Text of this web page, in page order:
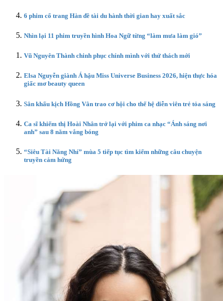
6 phim cổ trang Hàn đề tài du hành thời gian hay xuất sắc
Nhìn lại 11 phim truyền hình Hoa Ngữ từng “làm mưa làm gió”
Vũ Nguyên Thành chinh phục chính mình với thử thách mới
Elsa Nguyễn giành Á hậu Miss Universe Business 2026, hiện thực hóa
giấc mơ beauty queen
Sân khấu kịch Hồng Vân trao cơ hội cho thế hệ diễn viên trẻ tỏa sáng
Ca sĩ khiếm thị Hoài Nhân trở lại với phim ca nhạc “Ánh sáng nơi
anh” sau 8 năm vắng bóng
“Siêu Tài Năng Nhí” mùa 5 tiếp tục tìm kiếm những câu chuyện
truyền cảm hứng